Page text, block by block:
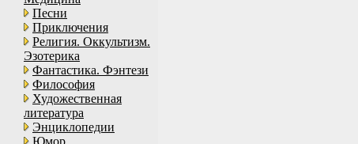
Песни
Приключения
Религия. Оккультизм.
Эзотерика
Фантастика. Фэнтези
Философия
Художественная
литература
Энциклопедии
Юмор